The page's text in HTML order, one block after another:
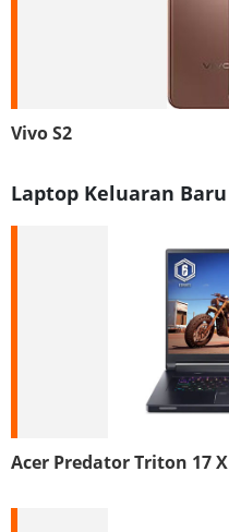
Vivo S2
Laptop Keluaran Baru
Acer Predator Triton 17 X